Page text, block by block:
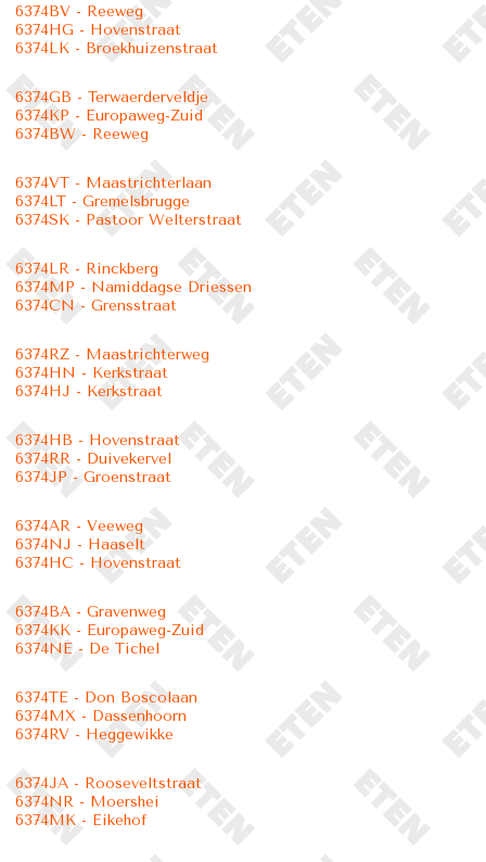
6374BV - Reeweg
6374HG - Hovenstraat
6374LK - Broekhuizenstraat
6374GB - Terwaerderveldje
6374KP - Europaweg-Zuid
6374BW - Reeweg
6374VT - Maastrichterlaan
6374LT - Gremelsbrugge
6374SK - Pastoor Welterstraat
6374LR - Rinckberg
6374MP - Namiddagse Driessen
6374CN - Grensstraat
6374RZ - Maastrichterweg
6374HN - Kerkstraat
6374HJ - Kerkstraat
6374HB - Hovenstraat
6374RR - Duivekervel
6374JP - Groenstraat
6374AR - Veeweg
6374NJ - Haaselt
6374HC - Hovenstraat
6374BA - Gravenweg
6374KK - Europaweg-Zuid
6374NE - De Tichel
6374TE - Don Boscolaan
6374MX - Dassenhoorn
6374RV - Heggewikke
6374JA - Rooseveltstraat
6374NR - Moershei
6374MK - Eikehof